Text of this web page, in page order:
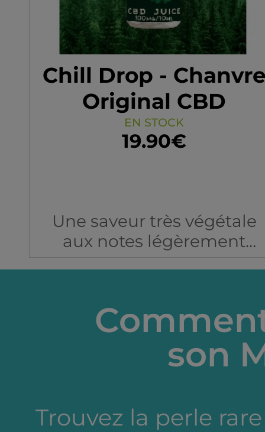
Chill Drop -
Original CBD
EN STOCK
19.90€
Une saveur très végétale
aux notes légèrement
citronnées.
de fumer pour utiliser ce
son
Trouvez la perle